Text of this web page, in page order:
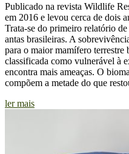
Publicado na revista Wildlife
em 2016 e levou cerca de dois
Trata-se do primeiro relatório
antas brasileiras. A
para o maior mamífero terrestre
classificada como vulnerável à
encontra mais ameaças. O
compõem a metade do que
ler mais